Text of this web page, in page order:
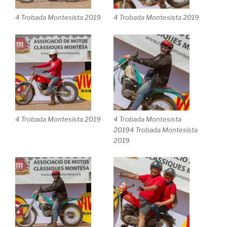
4 Trobada Montesista 2019 4 Trobada Montesista 2019
4 Trobada Montesista 2019
4 Trobada Montesista
20194 Trobada Montesista
2019